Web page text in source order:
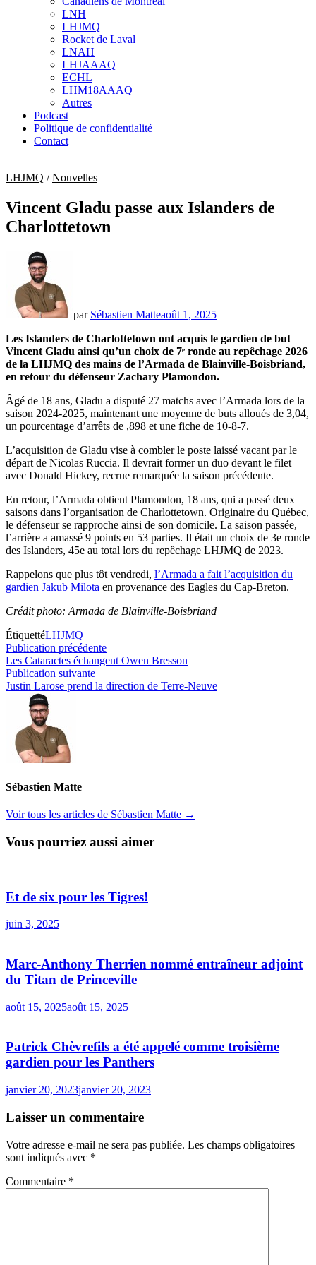
sub
menu
LNH
LHJMQ
Rocket de Laval
LNAH
LHJAAAQ
ECHL
LHM18AAAQ
Autres
Podcast
Politique de confidentialité
Contact
LHJMQ /Nouvelles
Vincent Gladu passe aux Islanders de
Charlottetown
par Sébastien Matteaoût 1, 2025
Les Islanders de Charlottetown ont acquis le gardien de but
Vincent Gladu ainsi qu’un choix de 7ᵉ ronde au repêchage 2026
de la LHJMQ des mains de l’Armada de Blainville-Boisbriand,
en retour du défenseur Zachary Plamondon.
Âgé de 18 ans, Gladu a disputé 27 matchs avec l’Armada lors de la
saison 2024-2025, maintenant une moyenne de buts alloués de 3,04,
un pourcentage d’arrêts de ,898 et une fiche de 10‑8‑7.
L’acquisition de Gladu vise à combler le poste laissé vacant par le
départ de Nicolas Ruccia. Il devrait former un duo devant le filet
avec Donald Hickey, recrue remarquée la saison précédente.
En retour, l’Armada obtient Plamondon, 18 ans, qui a passé deux
saisons dans l’organisation de Charlottetown. Originaire du Québec,
le défenseur se rapproche ainsi de son domicile. La saison passée,
l’arrière a amassé 9 points en 53 parties. Il était un choix de 3e ronde
des Islanders, 45e au total lors du repêchage LHJMQ de 2023.
Rappelons que plus tôt vendredi, l’Armada a fait l’acquisition du
gardien Jakub Milota en provenance des Eagles du Cap-Breton.
Crédit photo: Armada de Blainville-Boisbriand
ÉtiquettéLHJMQ
Navigation
de
l’article
Publication précédentePublication
précédente :
Les Cataractes échangent Owen Bresson
Publication suivantePublication
suivante :
Justin Larose prend la direction de Terre-Neuve
Sébastien Matte
Voir tous les articles de Sébastien Matte →
Vous pourriez aussi aimer
Et de six pour les Tigres!
juin 3, 2025
Marc-Anthony Therrien nommé entraîneur adjoint
du Titan de Princeville
août 15, 2025août 15, 2025
Patrick Chèvrefils a été appelé comme troisième
gardien pour les Panthers
janvier 20, 2023janvier 20, 2023
Laisser un commentaire
Votre adresse e-mail ne sera pas publiée. Les champs obligatoires
sont indiqués avec *
Commentaire *